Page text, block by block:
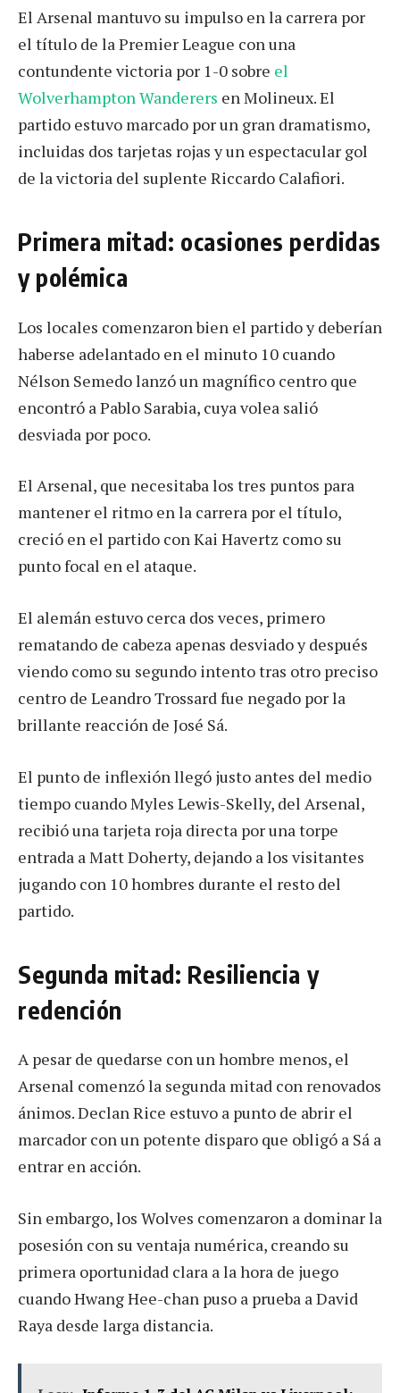
El Arsenal mantuvo su impulso en la carrera por
el título de la Premier League con una
contundente victoria por 1-0 sobre el
Wolverhampton Wanderers en Molineux. El
partido estuvo marcado por un gran dramatismo,
incluidas dos tarjetas rojas y un espectacular gol
de la victoria del suplente Riccardo Calafiori.
Primera mitad: ocasiones perdidas
y polémica
Los locales comenzaron bien el partido y deberían
haberse adelantado en el minuto 10 cuando
Nélson Semedo lanzó un magnífico centro que
encontró a Pablo Sarabia, cuya volea salió
desviada por poco.
El Arsenal, que necesitaba los tres puntos para
mantener el ritmo en la carrera por el título,
creció en el partido con Kai Havertz como su
punto focal en el ataque.
El alemán estuvo cerca dos veces, primero
rematando de cabeza apenas desviado y después
viendo como su segundo intento tras otro preciso
centro de Leandro Trossard fue negado por la
brillante reacción de José Sá.
El punto de inflexión llegó justo antes del medio
tiempo cuando Myles Lewis-Skelly, del Arsenal,
recibió una tarjeta roja directa por una torpe
entrada a Matt Doherty, dejando a los visitantes
jugando con 10 hombres durante el resto del
partido.
Segunda mitad: Resiliencia y
redención
A pesar de quedarse con un hombre menos, el
Arsenal comenzó la segunda mitad con renovados
ánimos. Declan Rice estuvo a punto de abrir el
marcador con un potente disparo que obligó a Sá a
entrar en acción.
Sin embargo, los Wolves comenzaron a dominar la
posesión con su ventaja numérica, creando su
primera oportunidad clara a la hora de juego
cuando Hwang Hee-chan puso a prueba a David
Raya desde larga distancia.